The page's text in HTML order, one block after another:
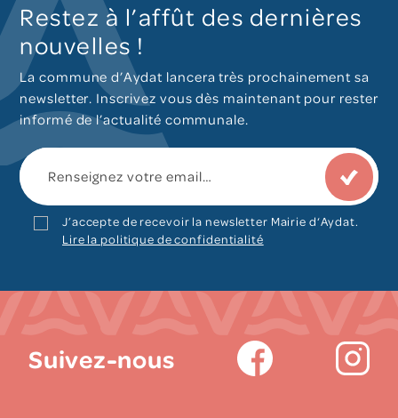
Restez à l’affût des dernières
nouvelles !
La commune d’Aydat lancera très prochainement sa
newsletter. Inscrivez vous dès maintenant pour rester
informé de l’actualité communale.
J’accepte de recevoir la newsletter Mairie d‘Aydat.
Lire la politique de confidentialité
Suivez-nous